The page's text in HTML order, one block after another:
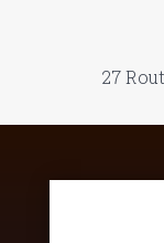
27